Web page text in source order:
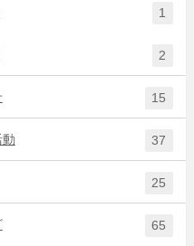
1
2
15
37
25
65